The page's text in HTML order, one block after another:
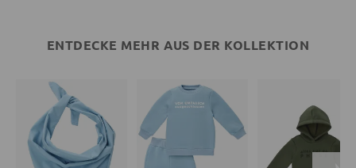
ENTDECKE MEHR AUS DER KOLLEKTION